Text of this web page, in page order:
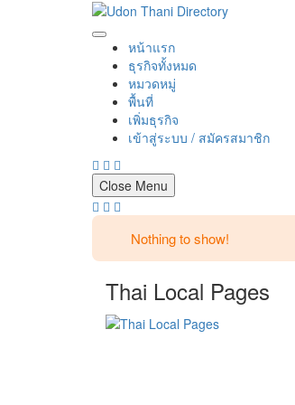
Udon Thani Directory
Udon Thani Directory ศูนย์รวมธุร
หน้าแรก
ธุรกิจทั้งหมด
หมวดหมู่
พื้นที่
เพิ่มธุรกิจ
เข้าสู่ระบบ / สมัครสมาชิก
Close Menu
Nothing to show!
Thai Local Pages